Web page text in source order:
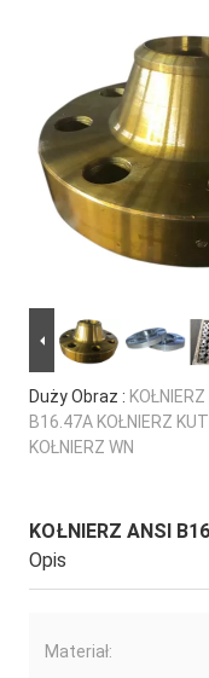
Duży Obraz :
B16.47A KOŁNIERZ
KOŁNIERZ WN
KOŁNIERZ ANSI
Opis
Materiał: